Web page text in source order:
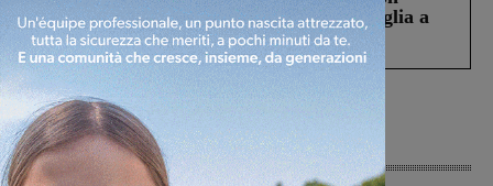
Fiorentino l’uomo che aveva ucciso la figlia a
Levane nel 2020